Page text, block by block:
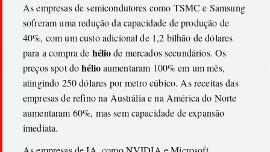
As empresas de semicondutores como TSMC e Samsung
sofreram uma redução da capacidade de produção de
40%, com um custo adicional de 1,2 bilhão de dólares
para a compra de héliode mercados secundários. Os
preços spot dohélioaumentaram 100% em um mês,
atingindo 250 dólares por metro cúbico. As receitas das
empresas de refino na Austrália e na América do Norte
aumentaram 60%, mas sem capacidade de expansão
imediata.